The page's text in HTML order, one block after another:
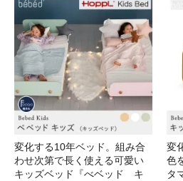
変化する10年ベッド。組み合
わせ次第で長く使える可愛い
キッズベッド『べベッド キ
変
色
タ